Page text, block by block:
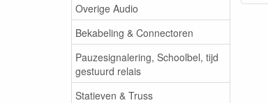
Overige Audio
Bekabeling & Connectoren
Pauzesignalering, Schoolbel, tijd
gestuurd relais
Statieven & Truss